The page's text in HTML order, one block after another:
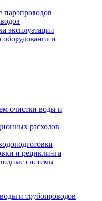
паропроводов
эксплуатации
оборудования и
очистки воды и
расходов
и рециклинга
системы
и трубопроводов